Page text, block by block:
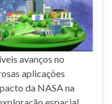
avanços no
aplicações
da NASA na